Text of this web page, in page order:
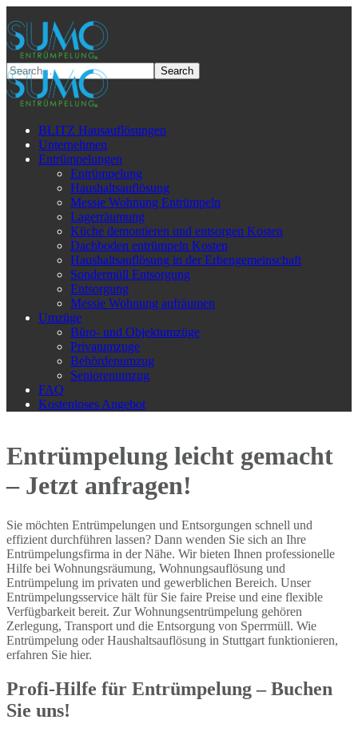
BLITZ Hausauflösungen
Unternehmen
Entrümpelungen
Entrümpelung
Haushaltsauflösung
Messie Wohnung Entrümpeln
Lagerräumung
Küche demontieren und entsorgen Kosten
Dachboden entrümpeln Kosten
Haushaltsauflösung in der Erbengemeinschaft
Sondermüll Entsorgung
Entsorgung
Messie Wohnung aufräumen
Umzüge
Büro- und Objektumzüge
Privatumzuge
Behördenumzug
Seniorenumzug
FAQ
Kostenloses Angebot
Entrümpelung leicht gemacht
– Jetzt anfragen!
Sie möchten Entrümpelungen und Entsorgungen schnell und
effizient durchführen lassen? Dann wenden Sie sich an Ihre
Entrümpelungsfirma in der Nähe. Wir bieten Ihnen professionelle
Hilfe bei Wohnungsräumung, Wohnungsauflösung und
Entrümpelung im privaten und gewerblichen Bereich. Unser
Entrümpelungsservice hält für Sie faire Preise und eine flexible
Verfügbarkeit bereit. Zur Wohnungsentrümpelung gehören
Zerlegung, Transport und die Entsorgung von Sperrmüll. Wie
Entrümpelung oder Haushaltsauflösung in Stuttgart funktionieren,
erfahren Sie hier.
Profi-Hilfe für Entrümpelung – Buchen
Sie uns!